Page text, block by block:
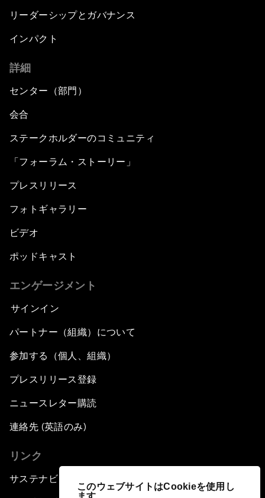
このウェブサイトはCookieを使用し
ます
リーダーシップとガバナンス
インパクト
詳細
センター（部門）
会合
ステークホルダーのコミュニティ
「フォーラム・ストーリー」
プレスリリース
フォトギャラリー
ビデオ
ポッドキャスト
エンゲージメント
サインイン
パートナー（組織）について
参加する（個人、組織）
プレスリリース登録
ニュースレター購読
連絡先 (英語のみ)
リンク
サステナビリティへの取り組み